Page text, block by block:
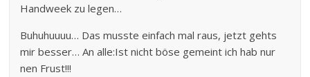
Handweek zu legen…
Buhuhuuuu… Das musste einfach mal raus, jetzt gehts
mir besser… An alle:Ist nicht böse gemeint ich hab nur
nen Frust!!!